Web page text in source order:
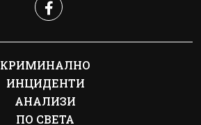
КРИМИНАЛНО
ИНЦИДЕНТИ
АНАЛИЗИ
ПО СВЕТА